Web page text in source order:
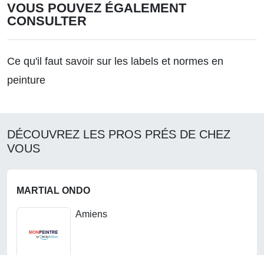
VOUS POUVEZ ÉGALEMENT
CONSULTER
Ce qu'il faut savoir sur les labels et normes en
peinture
DÉCOUVREZ LES PROS PRÉS DE CHEZ
VOUS
MARTIAL ONDO
Amiens